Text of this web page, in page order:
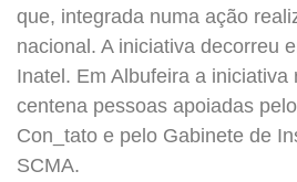
que, integrada numa ação
nacional. A iniciativa decorreu
Inatel. Em Albufeira a
centena pessoas apoiadas
Con_tato e pelo Gabinete de
SCMA.